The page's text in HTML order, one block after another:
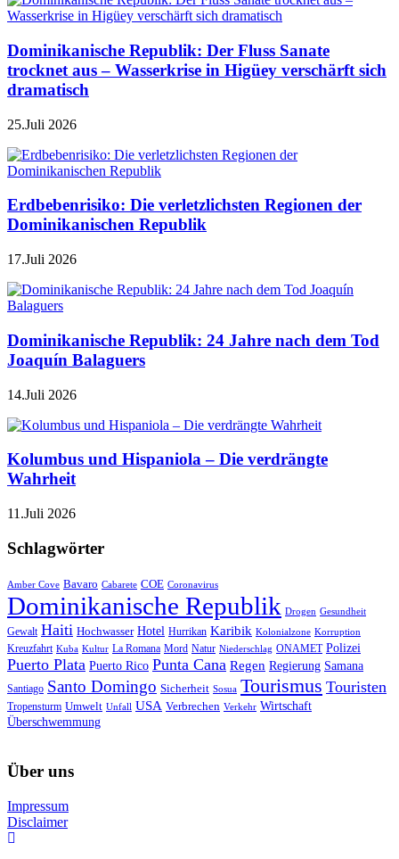
Dominikanische Republik: Der Fluss Sanate
trocknet aus – Wasserkrise in Higüey verschärft sich
dramatisch
25.Juli 2026
Erdbebenrisiko: Die verletzlichsten Regionen der
Dominikanischen Republik
17.Juli 2026
Dominikanische Republik: 24 Jahre nach dem Tod
Joaquín Balaguers
14.Juli 2026
Kolumbus und Hispaniola – Die verdrängte
Wahrheit
11.Juli 2026
Schlagwörter
Amber Cove Bavaro Cabarete COE Coronavirus
Dominikanische Republik Drogen Gesundheit
Gewalt Haiti Hochwasser Hotel Hurrikan Karibik Kolonialzone Korruption
Kreuzfahrt Kuba Kultur La Romana Mord Natur Niederschlag ONAMET Polizei
Puerto Plata Puerto Rico Punta Cana Regen Regierung Samana
Santiago Santo Domingo Sicherheit Sosua Tourismus Touristen
Tropensturm Umwelt Unfall USA Verbrechen Verkehr Wirtschaft
Überschwemmung
Über uns
Impressum
Disclaimer